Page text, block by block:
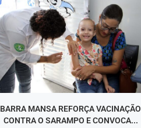
BARRA MANSA REFORÇA VACINAÇÃO
CONTRA O SARAMPO E CONVOCA...